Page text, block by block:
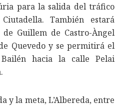
para la salida del tráfico
También estará
Guillem de Castro-Àngel
Quevedo y se permitirá el
hacia la calle Pelai
y la meta, L’Albereda, entre